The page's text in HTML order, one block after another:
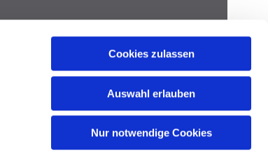
Cookies zulassen
Auswahl erlauben
Nur notwendige Cookies